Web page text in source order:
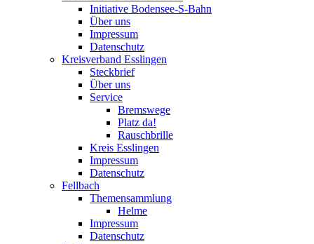
Initiative Bodensee-S-Bahn
Über uns
Impressum
Datenschutz
Kreisverband Esslingen
Steckbrief
Über uns
Service
Bremswege
Platz da!
Rauschbrille
Kreis Esslingen
Impressum
Datenschutz
Fellbach
Themensammlung
Helme
Impressum
Datenschutz